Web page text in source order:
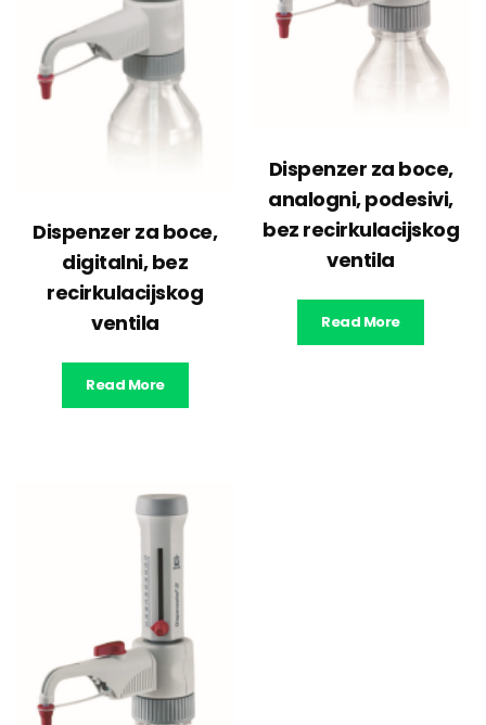
Dispenzer za boce,
digitalni, bez
recirkulacijskog
ventila
Read More
Dispenzer za boce,
analogni, podesivi,
bez recirkulacijskog
ventila
Read More